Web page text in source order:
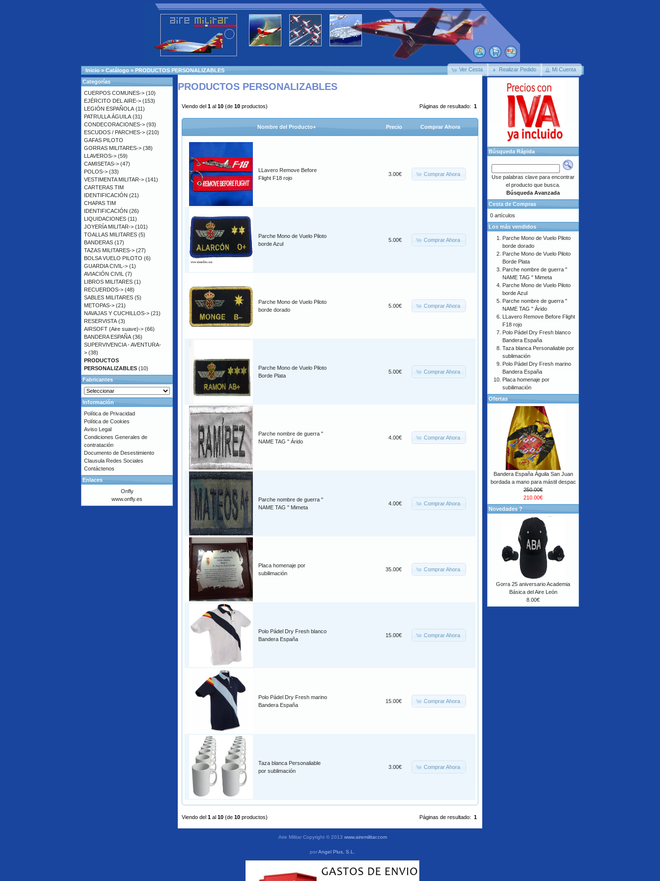
Ver Cesta Realizar Pedido Mi Cuenta
Inicio » Catálogo » PRODUCTOS PERSONALIZABLES
PRODUCTOS PERSONALIZABLES
Páginas de resultado: 1
Viendo del 1 al 10 (de 10 productos)
Nombre del Producto+ Precio Comprar Ahora
LLavero Remove Before
Flight F18 rojo
3.00€ Comprar Ahora
Parche Mono de Vuelo Piloto
borde Azul
5.00€ Comprar Ahora
Parche Mono de Vuelo Piloto
borde dorado
5.00€ Comprar Ahora
Parche Mono de Vuelo Piloto
Borde Plata
5.00€ Comprar Ahora
Parche nombre de guerra "
NAME TAG " Árido
4.00€ Comprar Ahora
Parche nombre de guerra "
NAME TAG " Mimeta
4.00€ Comprar Ahora
Placa homenaje por
subilimación
35.00€ Comprar Ahora
Polo Pádel Dry Fresh blanco
Bandera España
15.00€ Comprar Ahora
Polo Pádel Dry Fresh marino
Bandera España
15.00€ Comprar Ahora
Taza blanca Personaliable
por sublimación
3.00€ Comprar Ahora
Páginas de resultado: 1
Viendo del 1 al 10 (de 10 productos)
Categorías
CUERPOS COMUNES-> (10)
EJÉRCITO DEL AIRE-> (153)
LEGIÓN ESPAÑOLA (11)
PATRULLA ÁGUILA (31)
CONDECORACIONES-> (93)
ESCUDOS / PARCHES-> (210)
GAFAS PILOTO
GORRAS MILITARES-> (38)
LLAVEROS-> (59)
CAMISETAS-> (47)
POLOS-> (33)
VESTIMENTA MILITAR-> (141)
CARTERAS TIM
IDENTIFICACIÓN (21)
CHAPAS TIM
IDENTIFICACIÓN (26)
LIQUIDACIONES (11)
JOYERÍA MILITAR-> (101)
TOALLAS MILITARES (5)
BANDERAS (17)
TAZAS MILITARES-> (27)
BOLSA VUELO PILOTO (6)
GUARDIA CIVIL-> (1)
AVIACIÓN CIVIL (7)
LIBROS MILITARES (1)
RECUERDOS-> (48)
SABLES MILITARES (5)
METOPAS-> (21)
NAVAJAS Y CUCHILLOS-> (21)
RESERVISTA (3)
AIRSOFT (Aire suave)-> (66)
BANDERA ESPAÑA (36)
SUPERVIVENCIA - AVENTURA-
> (38)
PRODUCTOS
PERSONALIZABLES (10)
Fabricantes
Información
Política de Privacidad
Política de Cookies
Aviso Legal
Condiciones Generales de
contratación
Documento de Desestimiento
Clausula Redes Sociales
Contáctenos
Enlaces
Onfly
www.onfly.es
Búsqueda Rápida
Use palabras clave para encontrar
el producto que busca.
Búsqueda Avanzada
Cesta de Compras
0 artículos
Los más vendidos
Parche Mono de Vuelo Piloto
borde dorado
Parche Mono de Vuelo Piloto
Borde Plata
Parche nombre de guerra "
NAME TAG " Mimeta
Parche Mono de Vuelo Piloto
borde Azul
Parche nombre de guerra "
NAME TAG " Árido
LLavero Remove Before Flight
F18 rojo
Polo Pádel Dry Fresh blanco
Bandera España
Taza blanca Personaliable por
sublimación
Polo Pádel Dry Fresh marino
Bandera España
Placa homenaje por
subilimación
Ofertas
Bandera España Águila San Juan
bordada a mano para mástil despac
250.00€
210.00€
Novedades ?
Gorra 25 aniversario Academia
Básica del Aire León
8.00€
Aire Militar Copyright © 2013 www.airemilitar.com
porAngel Plus, S.L.